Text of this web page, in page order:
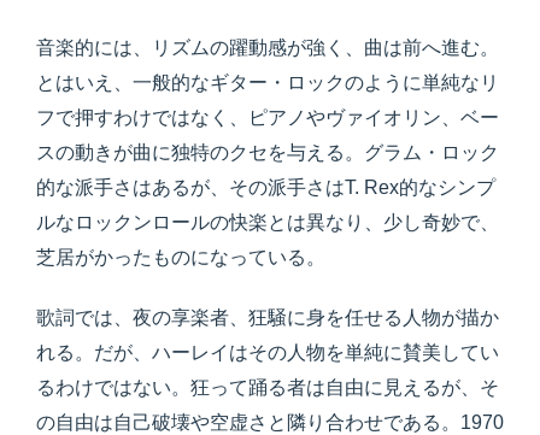
音楽的には、リズムの躍動感が強く、曲は前へ進む。
とはいえ、一般的なギター・ロックのように単純なリ
フで押すわけではなく、ピアノやヴァイオリン、ベー
スの動きが曲に独特のクセを与える。グラム・ロック
的な派手さはあるが、その派手さはT. Rex的なシンプ
ルなロックンロールの快楽とは異なり、少し奇妙で、
芝居がかったものになっている。
歌詞では、夜の享楽者、狂騒に身を任せる人物が描か
れる。だが、ハーレイはその人物を単純に賛美してい
るわけではない。狂って踊る者は自由に見えるが、そ
の自由は自己破壊や空虚さと隣り合わせである。1970